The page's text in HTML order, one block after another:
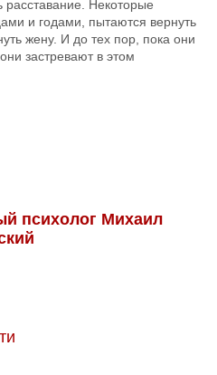
расставание. Некоторые
и годами, пытаются вернуть
жену. И до тех пор, пока они
застревают в этом
психолог Михаил